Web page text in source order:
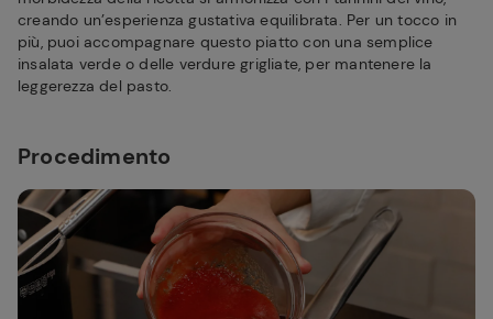
creando un’esperienza gustativa equilibrata. Per un tocco in
più, puoi accompagnare questo piatto con una semplice
insalata verde o delle verdure grigliate, per mantenere la
leggerezza del pasto.
Procedimento